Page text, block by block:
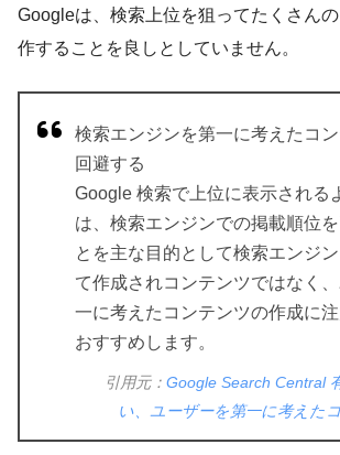
Googleは、検索上位を狙ってたくさん
作することを良しとしていません。
検索エンジンを第一に考えたコ
回避する
Google 検索で上位に表示される
は、検索エンジンでの掲載順位
とを主な目的として検索エンジ
て作成されコンテンツではなく
一に考えたコンテンツの作成に
おすすめします。
引用元： Google Search Central
い、ユーザーを第一に考えた